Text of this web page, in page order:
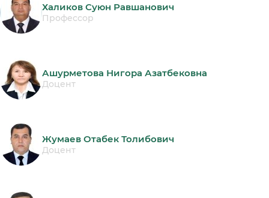
Халиков Суюн Равшанович
Профессор
Ашурметова Нигора Азатбековна
Доцент
Жумаев Отабек Толибович
Доцент